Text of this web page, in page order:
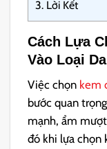
3. Lời Kết
Cách Lựa
Vào Loại Da
Việc chọn kem
bước quan
mạnh, ẩm
đó khi lựa chọn